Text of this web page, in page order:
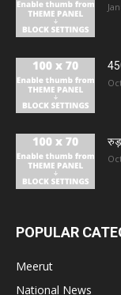
POPULAR
Meerut
National News